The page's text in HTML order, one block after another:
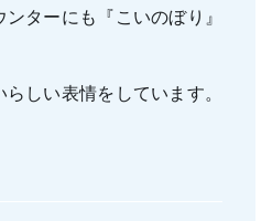
ターにも『こいのぼり』
しい表情をしています。